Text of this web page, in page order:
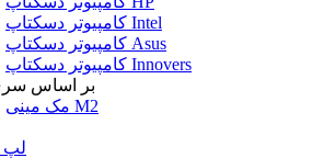
کامپیوتر دسکتاپ Intel
کامپیوتر دسکتاپ Asus
کامپیوتر دسکتاپ Innovers
بر اساس
مک مینی M2
لپ